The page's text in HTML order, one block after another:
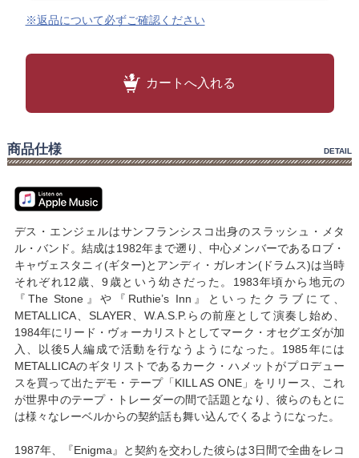
※返品について必ずご確認ください
カートへ入れる
商品仕様 DETAIL
デス・エンジェルはサンフランシスコ出身のスラッシュ・メタ
ル・バンド。結成は1982年まで遡り、中心メンバーであるロブ・
キャヴェスタニィ(ギター)とアンディ・ガレオン(ドラムス)は当時
それぞれ12歳、9歳という幼さだった。1983年頃から地元の
『The Stone』や『Ruthie’s Inn』といったクラブにて、
METALLICA、SLAYER、W.A.S.P.らの前座として演奏し始め、
1984年にリード・ヴォーカリストとしてマーク・オセグエダが加
入、以後5人編成で活動を行なうようになった。1985年には
METALLICAのギタリストであるカーク・ハメットがプロデュー
スを買って出たデモ・テープ「KILL AS ONE」をリリース、これ
が世界中のテープ・トレーダーの間で話題となり、彼らのもとに
は様々なレーベルからの契約話も舞い込んでくるようになった。
1987年、『Enigma』と契約を交わした彼らは3日間で全曲をレコ